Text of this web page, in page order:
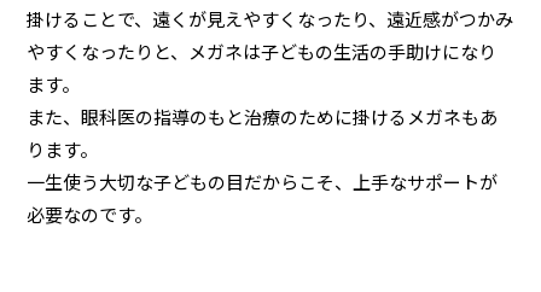
掛けることで、遠くが見えやすくなったり、遠近感がつかみ
やすくなったりと、メガネは子どもの生活の手助けになり
ます。
また、眼科医の指導のもと治療のために掛けるメガネもあ
ります。
一生使う大切な子どもの目だからこそ、上手なサポートが
必要なのです。